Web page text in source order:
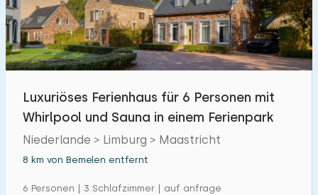
Luxuriöses Ferienhaus für 6 Personen mit
Whirlpool und Sauna in einem Ferienpark
Niederlande > Limburg > Maastricht
8 km von Bemelen entfernt
6 Personen | 3 Schlafzimmer | auf anfrage